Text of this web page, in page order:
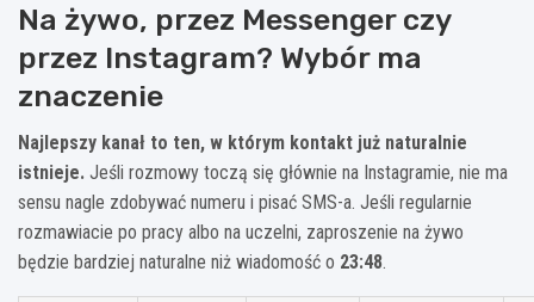
Na żywo, przez Messenger czy
przez Instagram? Wybór ma
znaczenie
Najlepszy kanał to ten, w którym kontakt już naturalnie
istnieje. Jeśli rozmowy toczą się głównie na Instagramie, nie ma
sensu nagle zdobywać numeru i pisać SMS-a. Jeśli regularnie
rozmawiacie po pracy albo na uczelni, zaproszenie na żywo
będzie bardziej naturalne niż wiadomość o 23:48.